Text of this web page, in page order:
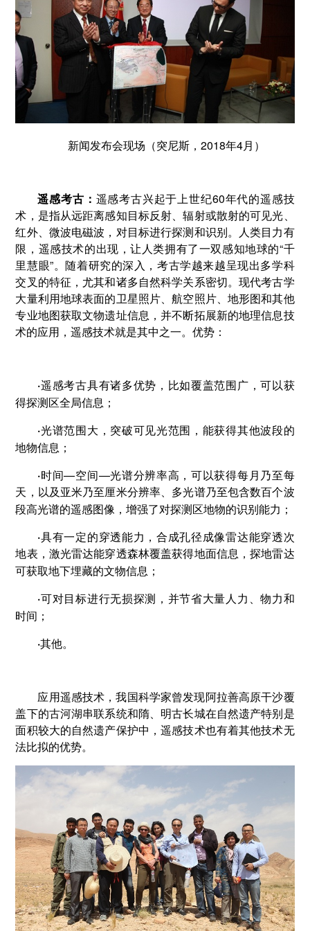
新闻发布会现场（突尼斯，2018年4月）
遥感考古： 遥感考古兴起于上世纪60年代的遥感技
术，是指从远距离感知目标反射、辐射或散射的可见光、
红外、微波电磁波，对目标进行探测和识别。人类目力有
限，遥感技术的出现，让人类拥有了一双感知地球的“千
里慧眼”。随着研究的深入，考古学越来越呈现出多学科
交叉的特征，尤其和诸多自然科学关系密切。现代考古学
大量利用地球表面的卫星照片、航空照片、地形图和其他
专业地图获取文物遗址信息，并不断拓展新的地理信息技
术的应用，遥感技术就是其中之一。优势：
·遥感考古具有诸多优势，比如覆盖范围广，可以获
得探测区全局信息；
·光谱范围大，突破可见光范围，能获得其他波段的
地物信息；
·时间—空间—光谱分辨率高，可以获得每月乃至每
天，以及亚米乃至厘米分辨率、多光谱乃至包含数百个波
段高光谱的遥感图像，增强了对探测区地物的识别能力；
·具有一定的穿透能力，合成孔径成像雷达能穿透次
地表，激光雷达能穿透森林覆盖获得地面信息，探地雷达
可获取地下埋藏的文物信息；
·可对目标进行无损探测，并节省大量人力、物力和
时间；
·其他。
应用遥感技术，我国科学家曾发现阿拉善高原干沙覆
盖下的古河湖串联系统和隋、明古长城在自然遗产特别是
面积较大的自然遗产保护中，遥感技术也有着其他技术无
法比拟的优势。